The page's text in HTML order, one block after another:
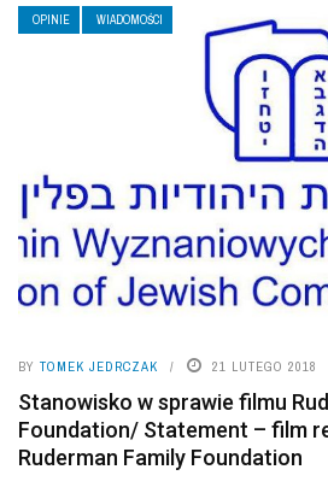
OPINIE WIADOMOŚCI
BY TOMEK JEDRCZAK 21 LUTEGO 2018
Stanowisko w sprawie filmu
Foundation/ Statement – film
Ruderman Family Foundation